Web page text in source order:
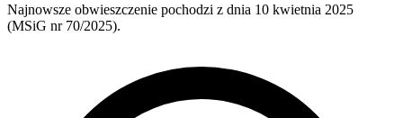
Najnowsze obwieszczenie pochodzi z dnia 10 kwietnia 2025
(MSiG nr 70/2025).